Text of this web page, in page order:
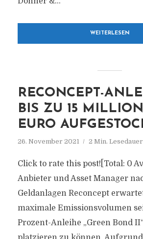
WEITERLESEN
RECONCEPT-
BIS ZU 15
EURO
26. November 2021 2 Min. Lesedauer
Click to rate this post![Total: 0
Anbieter und Asset Manager
Geldanlagen Reconcept
maximale Emissionsvolumen
Prozent-Anleihe „Green Bond